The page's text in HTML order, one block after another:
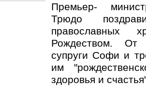
Премьер-
Трюдо
православных
Рождеством.
супруги Софи и
им
здоровья и